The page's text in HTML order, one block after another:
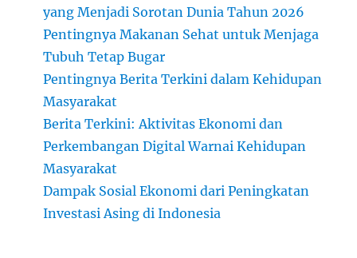
yang Menjadi Sorotan Dunia Tahun 2026
Pentingnya Makanan Sehat untuk Menjaga
Tubuh Tetap Bugar
Pentingnya Berita Terkini dalam Kehidupan
Masyarakat
Berita Terkini: Aktivitas Ekonomi dan
Perkembangan Digital Warnai Kehidupan
Masyarakat
Dampak Sosial Ekonomi dari Peningkatan
Investasi Asing di Indonesia